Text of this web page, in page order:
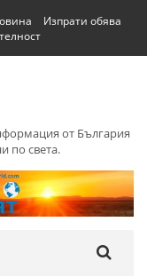
Изпрати обява
от България
по света.